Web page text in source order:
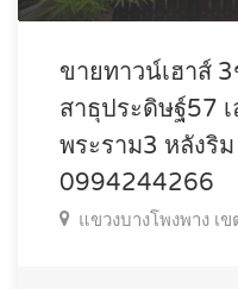
ขายทาวน์เฮาส์
สาธุประดิษฐ์57
พระราม3 หลังริ
0994244266
แขวงบางโพงพาง เ